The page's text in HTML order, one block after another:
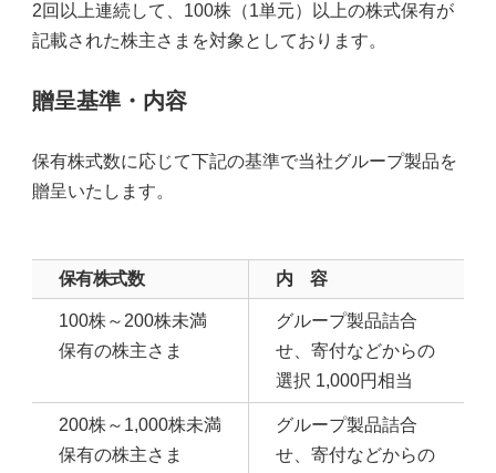
2回以上連続して、100株（1単元）以上の株式保有が
記載された株主さまを対象としております。
贈呈基準・内容
保有株式数に応じて下記の基準で当社グループ製品を
贈呈いたします。
保有株式数 内 容
100株～200株未満
保有の株主さま
グループ製品詰合
せ、寄付などからの
選択 1,000円相当
200株～1,000株未満
保有の株主さま
グループ製品詰合
せ、寄付などからの